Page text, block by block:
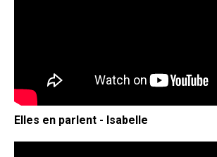
Elles en parlent - Isabelle